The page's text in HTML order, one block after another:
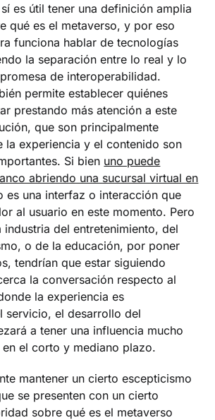
es útil tener una definición amplia
qué es el metaverso, y por eso
funciona hablar de tecnologías
la separación entre lo real y lo
de interoperabilidad.
permite establecer quiénes
prestando más atención a este
que son principalmente
la experiencia y el contenido son
Si bien uno puede
abriendo una sucursal virtual en
es una interfaz o interacción que
al usuario en este momento. Pero
del entretenimiento, del
o de la educación, por poner
tendrían que estar siguiendo
la conversación respecto al
la experiencia es
servicio, el desarrollo del
a tener una influencia mucho
el corto y mediano plazo.
mantener un cierto escepticismo
se presenten con un cierto
sobre qué es el metaverso